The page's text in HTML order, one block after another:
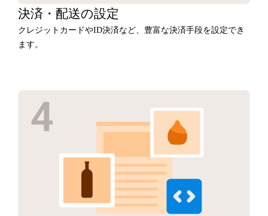
決済・ 配送の設定
クレジットカードやID決済など、豊富な決済手段を設定でき
ます。